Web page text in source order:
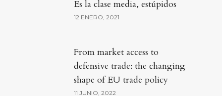
Es la clase media, estúpidos
12 ENERO, 2021
From market access to
defensive trade: the changing
shape of EU trade policy
11 JUNIO, 2022